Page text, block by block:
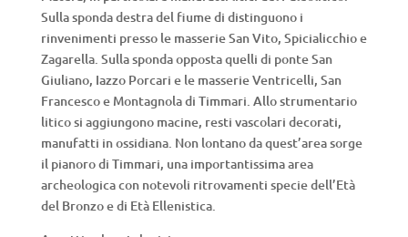
Sulla sponda destra del fiume di distinguono i
rinvenimenti presso le masserie San Vito, Spicialicchio e
Zagarella. Sulla sponda opposta quelli di ponte San
Giuliano, Iazzo Porcari e le masserie Ventricelli, San
Francesco e Montagnola di Timmari. Allo strumentario
litico si aggiungono macine, resti vascolari decorati,
manufatti in ossidiana. Non lontano da quest’area sorge
il pianoro di Timmari, una importantissima area
archeologica con notevoli ritrovamenti specie dell’Età
del Bronzo e di Età Ellenistica.